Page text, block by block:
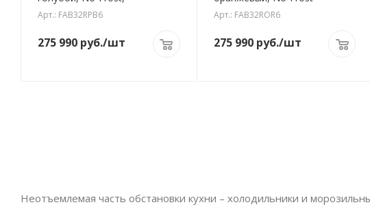
Арт.: FAB32RPB6
275 990 руб./шт
Арт.: FAB32ROR6
275 990руб./шт
Неотъемлемая часть обстановки кухни – холодильники и